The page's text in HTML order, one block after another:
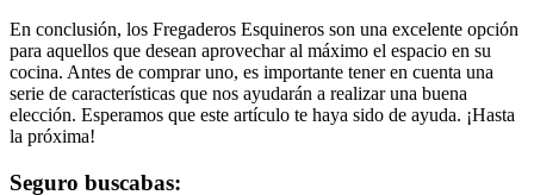
En conclusión, los Fregaderos Esquineros son una excelente opción
para aquellos que desean aprovechar al máximo el espacio en su
cocina. Antes de comprar uno, es importante tener en cuenta una
serie de características que nos ayudarán a realizar una buena
elección. Esperamos que este artículo te haya sido de ayuda. ¡Hasta
la próxima!
Seguro buscabas: